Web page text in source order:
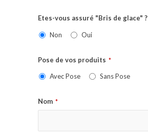
Etes-vous assuré "Bris de glace" ?
Non Oui
Pose de vos produits *
Avec Pose Sans Pose
Nom *